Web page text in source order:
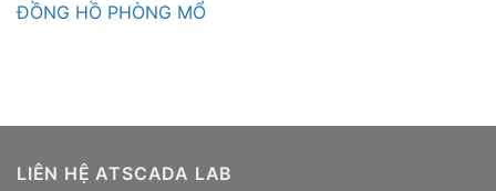
ĐỒNG HỒ PHÒNG MỔ
LIÊN HỆ ATSCADA LAB